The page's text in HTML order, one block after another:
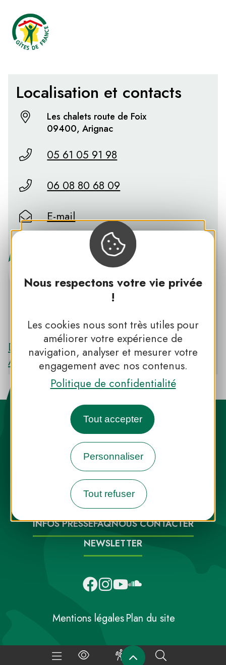
Nous respectons votre vie privée
!
Les cookies nous sont très utiles pour
améliorer votre expérience de
navigation, analyser et mesurer votre
engagement avec nos contenus.
Politique de confidentialité
Tout accepter
Personnaliser
Tout refuser
Localisation et contacts
Les chalets route de Foix
09400, Arignac
05 61 05 91 98
06 08 80 68 09
E-mail
PNR DES PYRÉNÉES ARIÉGEOISES
Découvrir le PNR DES PYRÉNÉES
ARIÉGEOISES
Destination Parcs, de l’inspiration en
toute saison
INFOS PRESSEFAQNOUS CONTACTER
NEWSLETTER
Mentions légalesPlan du site